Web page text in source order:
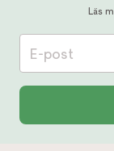
Läs
E-post